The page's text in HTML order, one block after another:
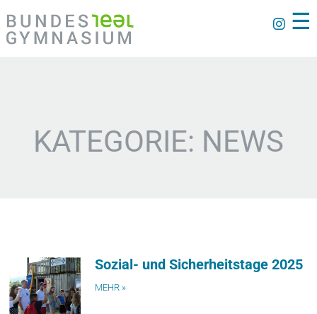
☰
KATEGORIE: NEWS
Sozial- und Sicherheitstage 2025
MEHR »